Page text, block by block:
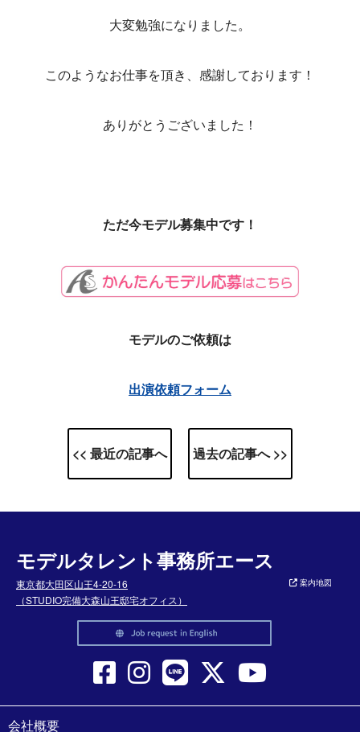
大変勉強になりました。
このようなお仕事を頂き、感謝しております！
ありがとうございました！
ただ今モデル募集中です！
モデルのご依頼は
出演依頼フォーム
<< 最近の記事へ 過去の記事へ >>
モデルタレント事務所エース
東京都大田区山王4-20-16
（STUDIO完備大森山王邸宅オフィス）
案内地図
会社概要